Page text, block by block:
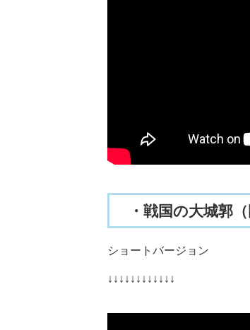
・戦国の大城郭
ショートバージョン
↓↓↓↓↓↓↓↓↓↓↓↓​